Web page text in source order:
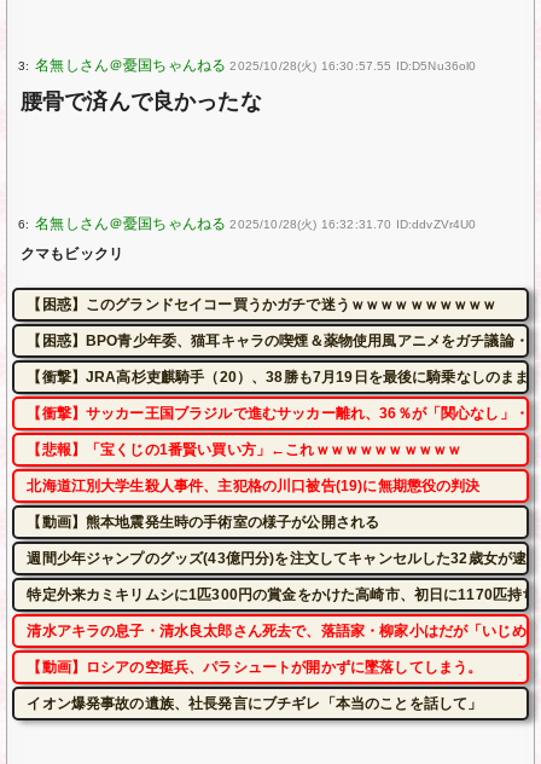
3: 2025/10/28(火) 16:30:57.55 ID:D5Nu36ol0
腰骨で済んで良かったな
6: 2025/10/28(火) 16:32:31.70 ID:ddvZVr4U0
クマもビックリ
【困惑】このグランドセイコー買うかガチで迷うｗｗｗｗｗｗｗｗｗｗ
【困惑】BPO青少年委、猫耳キャラの喫煙＆薬物使用風アニメをガチ議論・
【衝撃】JRA高杉吏麒騎手（20）、38勝も7月19日を最後に騎乗なしのまま
【衝撃】サッカー王国ブラジルで進むサッカー離れ、36％が「関心なし」・
【悲報】「宝くじの1番賢い買い方」←これｗｗｗｗｗｗｗｗｗｗ
北海道江別大学生殺人事件、主犯格の川口被告(19)に無期懲役の判決
【動画】熊本地震発生時の手術室の様子が公開される
週間少年ジャンプのグッズ(43億円分)を注文してキャンセルした32歳女が逮捕
特定外来カミキリムシに1匹300円の賞金をかけた高崎市、初日に1170匹持ち
清水アキラの息子・清水良太郎さん死去で、落語家・柳家小はだが「いじめ
【動画】ロシアの空挺兵、パラシュートが開かずに墜落してしまう。
イオン爆発事故の遺族、社長発言にブチギレ「本当のことを話して」